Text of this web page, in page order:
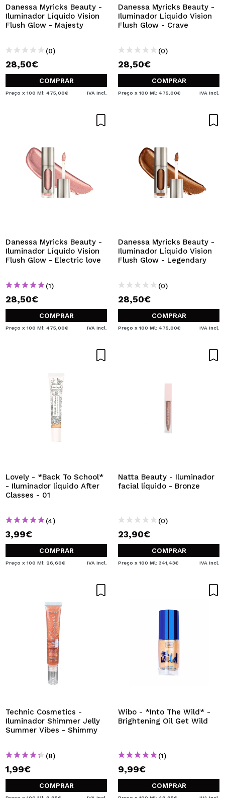
Danessa Myricks Beauty -
Iluminador Líquido Vision
Flush Glow - Majesty
(0)
28,50€
COMPRAR
Preço x 100 Ml: 475,00€ IVA Incl.
Danessa Myricks Beauty -
Iluminador Líquido Vision
Flush Glow - Crave
(0)
28,50€
COMPRAR
Preço x 100 Ml: 475,00€ IVA Incl.
Danessa Myricks Beauty -
Iluminador Líquido Vision
Flush Glow - Electric love
(1)
28,50€
COMPRAR
Preço x 100 Ml: 475,00€ IVA Incl.
Danessa Myricks Beauty -
Iluminador Líquido Vision
Flush Glow - Legendary
(0)
28,50€
COMPRAR
Preço x 100 Ml: 475,00€ IVA Incl.
Lovely - *Back To School*
- Iluminador líquido After
Classes - 01
(4)
3,99€
COMPRAR
Preço x 100 Ml: 26,60€ IVA Incl.
Natta Beauty - Iluminador
facial líquido - Bronze
(0)
23,90€
COMPRAR
Preço x 100 Ml: 341,43€ IVA Incl.
Technic Cosmetics -
Iluminador Shimmer Jelly
Summer Vibes - Shimmy
(8)
1,99€
COMPRAR
Wibo - *Into The Wild* -
Brightening Oil Get Wild
(1)
9,99€
COMPRAR